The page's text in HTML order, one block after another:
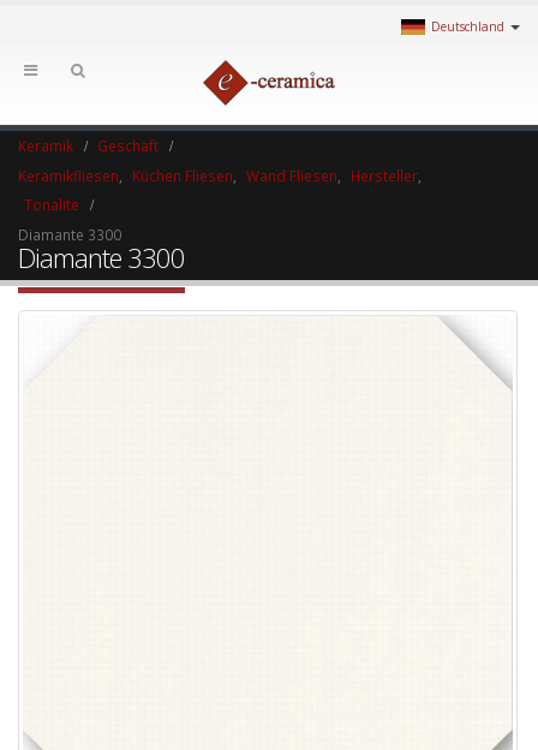
Deutschland
Keramik
Geschäft
Keramikfliesen
Küchen Fliesen Wand Fliesen Hersteller
Tonalite
Diamante 3300
Diamante 3300